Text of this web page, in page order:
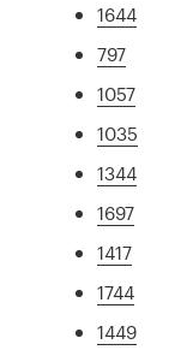
1644
797
1057
1035
1344
1697
1417
1744
1449